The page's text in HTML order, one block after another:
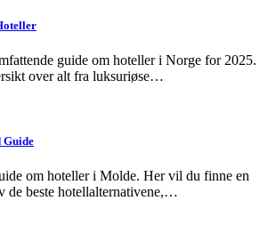
guide om hoteller i Norge for 2025.
over alt fra luksuriøse…
Guide
om hoteller i Molde. Her vil du finne en
de beste hotellalternativene,…